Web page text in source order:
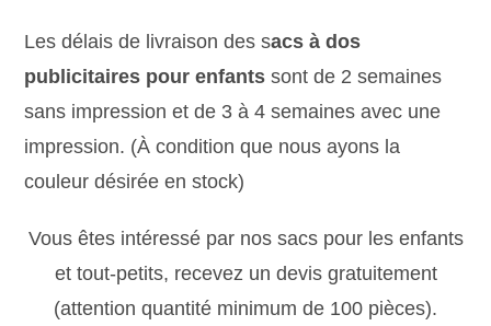
Les délais de livraison des sacs à dos
publicitaires pour enfants sont de 2 semaines
sans impression et de 3 à 4 semaines avec une
impression. (À condition que nous ayons la
couleur désirée en stock)
Vous êtes intéressé par nos sacs pour les enfants
et tout-petits, recevez un devis gratuitement
(attention quantité minimum de 100 pièces).